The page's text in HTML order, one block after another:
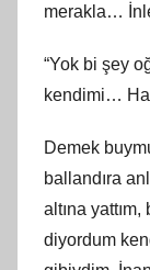
merakla…
“Yok bi şey
kendimi…
Demek
ballandıra
altına
diyordum